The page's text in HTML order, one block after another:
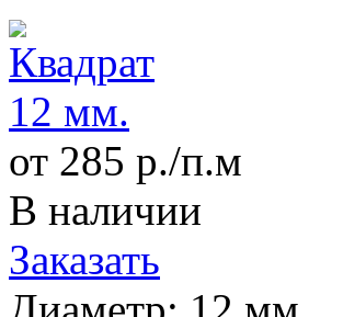
от 285 р./п.м
В наличии
Заказать